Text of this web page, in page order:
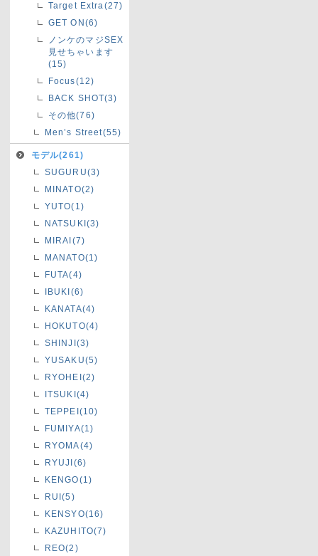
Target Extra(27)
GET ON(6)
ノンケのマジSEX
見せちゃいます
(15)
Focus(12)
BACK SHOT(3)
その他(76)
Men’s Street(55)
モデル(261)
SUGURU(3)
MINATO(2)
YUTO(1)
NATSUKI(3)
MIRAI(7)
MANATO(1)
FUTA(4)
IBUKI(6)
KANATA(4)
HOKUTO(4)
SHINJI(3)
YUSAKU(5)
RYOHEI(2)
ITSUKI(4)
TEPPEI(10)
FUMIYA(1)
RYOMA(4)
RYUJI(6)
KENGO(1)
RUI(5)
KENSYO(16)
KAZUHITO(7)
REO(2)